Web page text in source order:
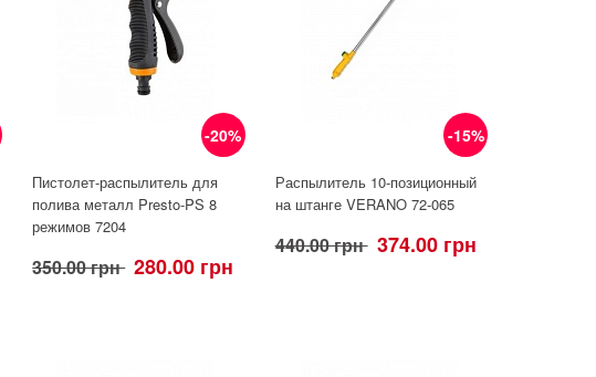
-20%
Пистолет-распылитель для
полива металл Presto-PS 8
режимов 7204
350.00 грн 280.00 грн
-15%
Распылитель 10-позиционный
на штанге VERANO 72-065
440.00 грн 374.00 грн